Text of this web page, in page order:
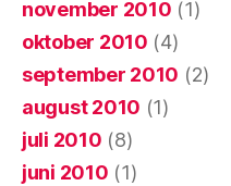
november 2010 (1)
oktober 2010 (4)
september 2010 (2)
august 2010 (1)
juli 2010 (8)
juni 2010 (1)